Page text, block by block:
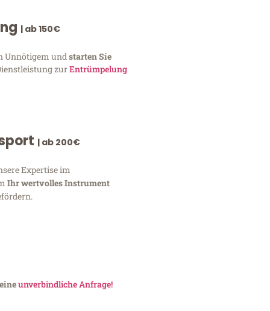
| ab 150€
Unnötigem undstarten Sie
zurEntrümpelung
| ab 200€
Expertise im
Ihr wertvolles Instrument
unverbindliche Anfrage!